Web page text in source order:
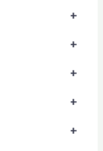
+
+
+
+
+